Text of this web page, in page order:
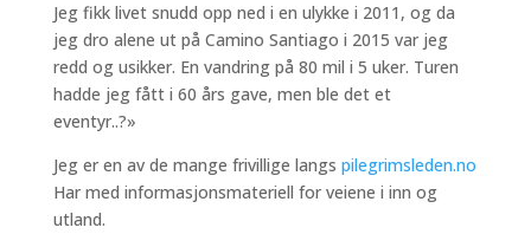
Jeg fikk livet snudd opp ned i en ulykke i 2011, og da
jeg dro alene ut på Camino Santiago i 2015 var jeg
redd og usikker. En vandring på 80 mil i 5 uker. Turen
hadde jeg fått i 60 års gave, men ble det et
eventyr..?»
Jeg er en av de mange frivillige langs pilegrimsleden.no
Har med informasjonsmateriell for veiene i inn og
utland.